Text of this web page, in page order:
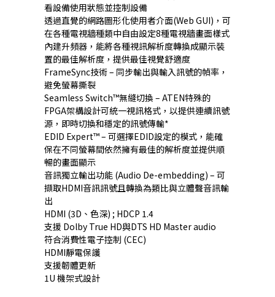
看設備使用狀態並控制設備
透過直覺的網路圖形化使用者介面(Web GUI)，可
在各種電視牆種類中自由設定8種電視牆畫面樣式
內建升頻器，能將各種視訊解析度轉換成顯示裝
置的最佳解析度，提供最佳視覺舒適度
FrameSync技術 – 同步輸出與輸入訊號的幀率，
避免螢幕撕裂
Seamless Switch™無縫切換 – ATEN特殊的
FPGA架構設計可統一視訊格式，以提供連續訊號
源，即時切換和穩定的訊號傳輸*
EDID Expert™ – 可選擇EDID設定的模式，能確
保在不同螢幕間依然擁有最佳的解析度並提供順
暢的畫面顯示
音訊獨立輸出功能 (Audio De-embedding) – 可
擷取HDMI音訊訊號且轉換為類比與立體聲音訊輸
出
HDMI (3D、色深) ; HDCP 1.4
支援 Dolby True HD與DTS HD Master audio
符合消費性電子控制 (CEC)
HDMI靜電保護
支援韌體更新
1U 機架式設計